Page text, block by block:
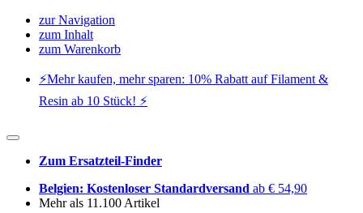
zur Navigation
zum Inhalt
zum Warenkorb
⚡️Mehr kaufen, mehr sparen: 10% Rabatt auf Filament &
Resin ab 10 Stück! ⚡️
Zum Ersatzteil-Finder
Belgien: Kostenloser Standardversand ab € 54,90
Mehr als 11.100 Artikel